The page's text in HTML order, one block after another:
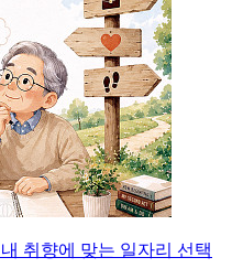
취향에 맞는 일자리 선택